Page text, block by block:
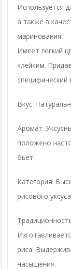
Используется
а также в
маринования.
Имеет легкий
клейким.
специфический
Вкус:
Аромат:
положено
бьет
Категория:
рисового уксуса
риса.
насыщения.